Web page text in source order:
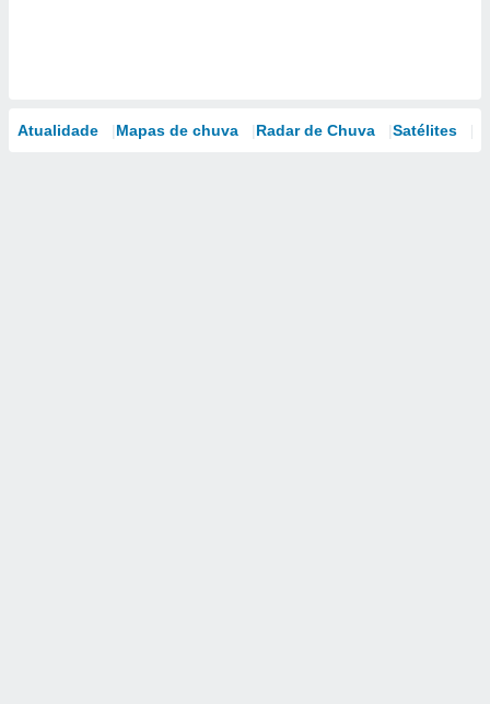
Atualidade Mapas de chuva Radar de Chuva Satélites